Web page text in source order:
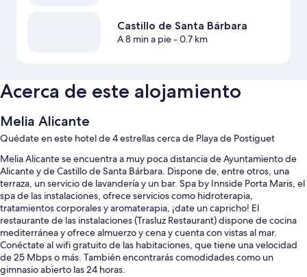
Castillo de Santa Bárbara
A 8 min a pie- 0.7 km
Acerca de este alojamiento
Melia Alicante
Quédate en este hotel de 4 estrellas cerca de Playa de Postiguet
Melia Alicante se encuentra a muy poca distancia de Ayuntamiento de
Alicante y de Castillo de Santa Bárbara. Dispone de, entre otros, una
terraza, un servicio de lavandería y un bar. Spa by Innside Porta Maris, el
spa de las instalaciones, ofrece servicios como hidroterapia,
tratamientos corporales y aromaterapia, ¡date un capricho! El
restaurante de las instalaciones (Trasluz Restaurant) dispone de cocina
mediterránea y ofrece almuerzo y cena y cuenta con vistas al mar.
Conéctate al wifi gratuito de las habitaciones, que tiene una velocidad
de 25 Mbps o más. También encontrarás comodidades como un
gimnasio abierto las 24 horas.